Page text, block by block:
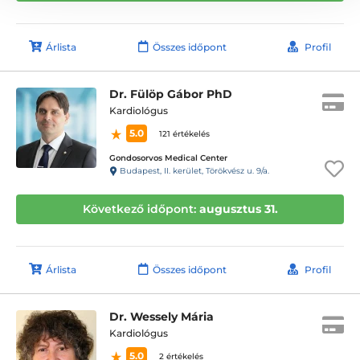
Árlista Összes időpont Profil
Dr. Fülöp Gábor PhD
Kardiológus
5.0
121 értékelés
Gondosorvos Medical Center
Budapest, II. kerület, Törökvész u. 9/a.
Következő időpont: augusztus 31.
Árlista Összes időpont Profil
Dr. Wessely Mária
Kardiológus
5.0
2 értékelés